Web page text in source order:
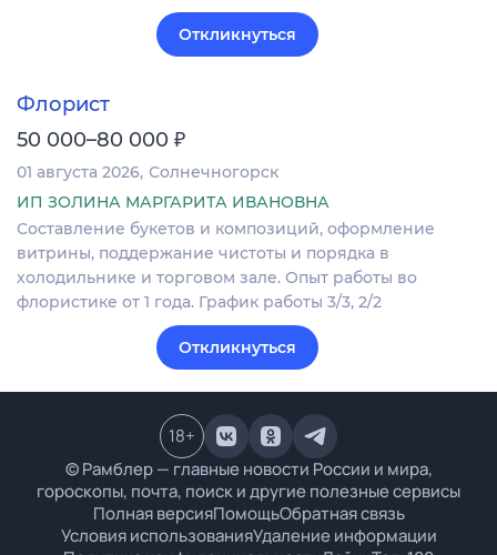
Откликнуться
Флорист
50 000–80 000 ₽
01 августа 2026 Солнечногорск
ИП ЗОЛИНА МАРГАРИТА ИВАНОВНА
Составление букетов и композиций, оформление
витрины, поддержание чистоты и порядка в
холодильнике и торговом зале. Опыт работы во
флористике от 1 года. График работы 3/3, 2/2
Откликнуться
© Рамблер — главные новости России и мира,
гороскопы, почта, поиск и другие полезные сервисы
Полная версияПомощьОбратная связь
Условия использованияУдаление информации
18+